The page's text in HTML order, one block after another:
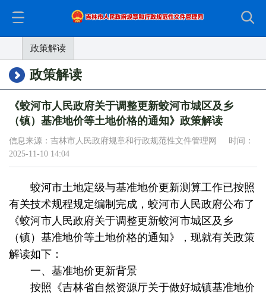
政策解读
政策解读
《蛟河市人民政府关于调整更新蛟河市城区及乡
（镇）基准地价等土地价格的通知》政策解读
信息来源：吉林市人民政府规章和行政规范性文件管理网 时间：
2025-11-10 14:04
蛟河市土地定级与基准地价更新测算工作已按照
有关技术规程规定编制完成，蛟河市人民政府公布了
《蛟河市人民政府关于调整更新蛟河市城区及乡
（镇）基准地价等土地价格的通知》，现就有关政策
解读如下：
一、基准地价更新背景
按照《吉林省自然资源厅关于做好城镇基准地价